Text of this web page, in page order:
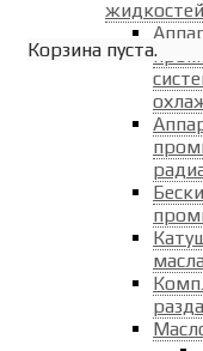
Корзина пуста.
жидкостей